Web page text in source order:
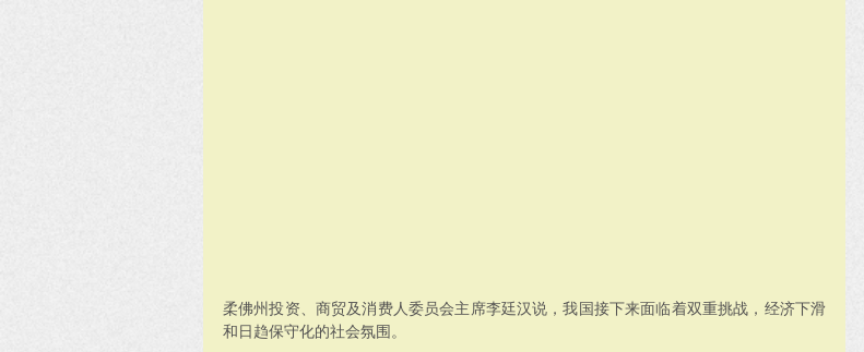
柔佛州投资、商贸及消费人委员会主席李廷汉说，我国接下来面临着双重挑战，经济下滑
和日趋保守化的社会氛围。